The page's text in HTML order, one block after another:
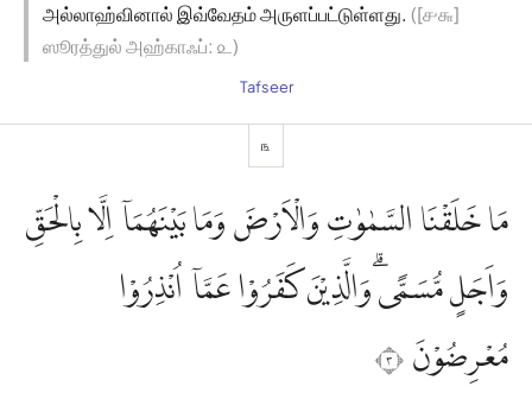
அல்லாஹ்வினால் இவ்வேதம் அருளப்பட்டுள்ளது. ([௪௬]
ஸூரத்துல் அஹ்காஃப்: ௨)
Tafseer
௩
مَا خَلَقْنَا السَّمٰوٰتِ وَالْاَرْضَ وَمَا بَيْنَهُمَآ اِلَّا بِالْحَقِّ
وَاَجَلٍ مُّسَمًّىۗ وَالَّذِيْنَ كَفَرُوْا عَمَّآ اُنْذِرُوْا
مُعْرِضُوْنَ ٣